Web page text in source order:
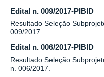
Edital n. 009/2017-PIBID
Resultado Seleção
009/2017
Edital n. 006/2017-PIBID
Resultado Seleção
n. 006/2017.